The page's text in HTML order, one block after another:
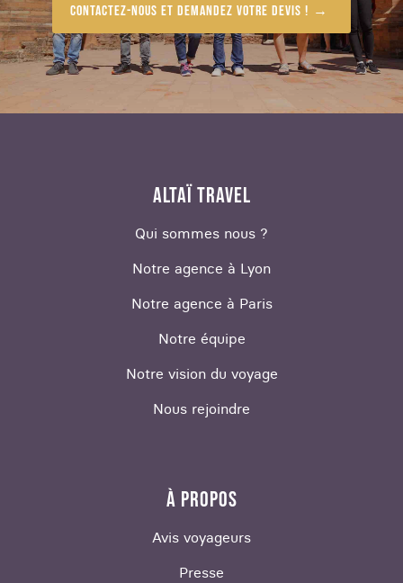
Contactez-nous et demandez votre devis !
ALTAÏ TRAVEL
Qui sommes nous ?
Notre agence à Lyon
Notre agence à Paris
Notre équipe
Notre vision du voyage
Nous rejoindre
À PROPOS
Avis voyageurs
Presse